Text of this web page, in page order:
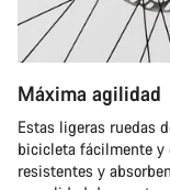
Máxima agilidad
Estas ligeras ruedas
bicicleta fácilmente y
resistentes y